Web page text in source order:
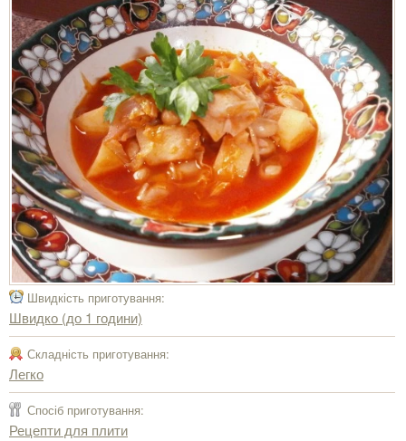
Швидкість приготування:
Швидко (до 1 години)
Складність приготування:
Легко
Спосіб приготування:
Рецепти для плити